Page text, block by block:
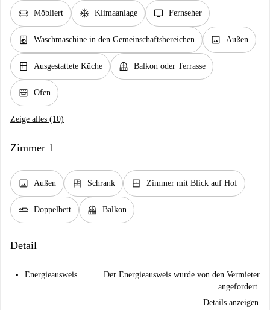
chair Möbliert ac_unit Klimaanlage tv Fernseher
local_laundry_service Waschmaschine in den Gemeinschaftsbereichen image Außen
kitchen Ausgestattete Küche balcony Balkon oder Terrasse
oven_gen Ofen
Zeige alles (10)
Zimmer 1
image Außen dresser Schrank window_closed Zimmer mit Blick auf Hof
airline_seat_flat Doppelbett balcony Balkon
Detail
Energieausweis
Der Energieausweis wurde von den Vermieter
angefordert.
Details anzeigen